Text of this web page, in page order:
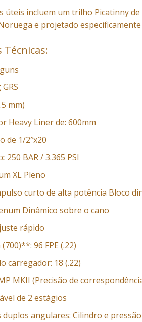
úteis incluem um trilho Picatinny
e projetado
mm)
Heavy Liner de: 600mm
de 1/2″x20
250 BAR/ 3.365 PSI
XL Pleno
curto de alta potência Bloco
Dinâmico sobre o cano
rápido
96 FPE (.22)
carregador: 18 (.22)
MKII (Precisão de
de 2 estágios
angulares: Cilindro e